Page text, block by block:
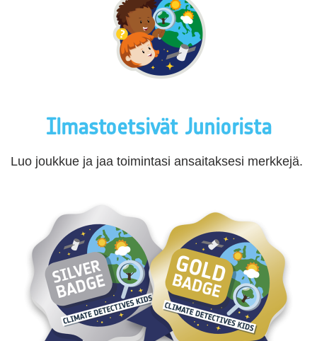
Ilmastoetsivät Juniorista
Luo joukkue ja jaa toimintasi ansaitaksesi merkkejä.